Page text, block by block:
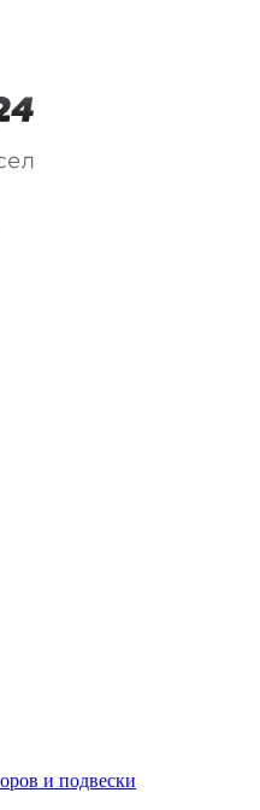
и подвески